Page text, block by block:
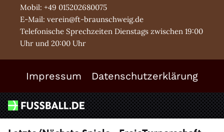
Mobil: +49 015202680075
E-Mail: verein@ft-braunschweig.de
Telefonische Sprechzeiten Dienstags zwischen 19:00
Uhr und 20:00 Uhr
Impressum Datenschutzerklärung